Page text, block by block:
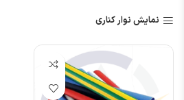
نمایش نوار کناری